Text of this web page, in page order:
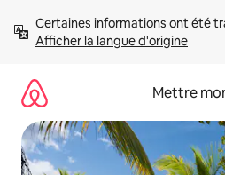
directement
Afficher la langue d'origine
Mettre